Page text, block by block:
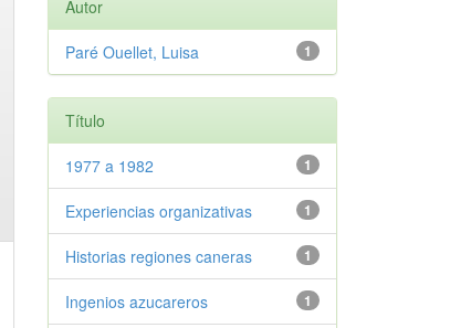
Autor
1
Paré Ouellet, Luisa
Título
1
1977 a 1982
1
Experiencias organizativas
1
Historias regiones caneras
1
Ingenios azucareros